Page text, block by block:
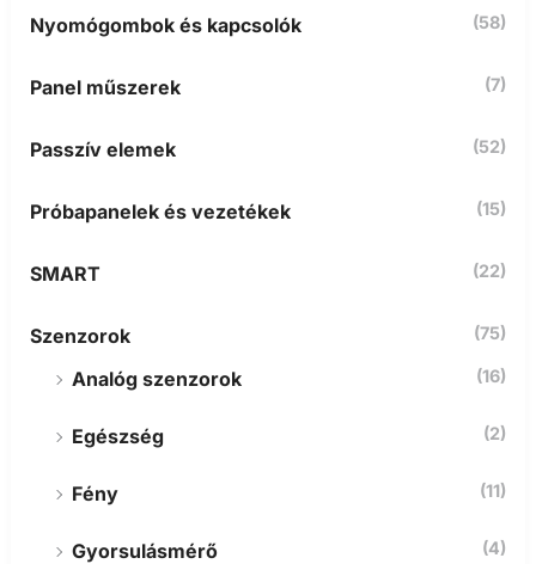
Nyomógombok és kapcsolók (58)
Panel műszerek (7)
Passzív elemek (52)
Próbapanelek és vezetékek (15)
SMART (22)
Szenzorok (75)
Analóg szenzorok (16)
Egészség (2)
Fény (11)
Gyorsulásmérő (4)